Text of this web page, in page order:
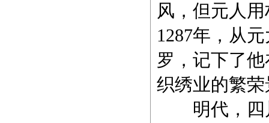
风，但元人
1287年，从
罗，记下了
织绣业的繁
明代，四